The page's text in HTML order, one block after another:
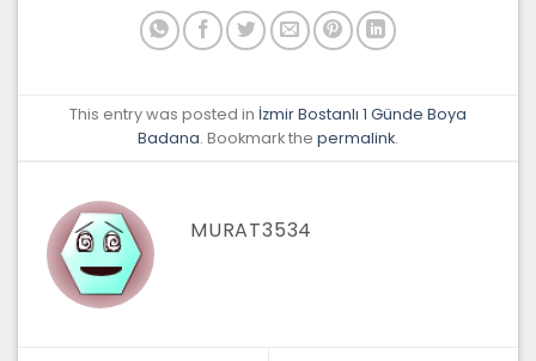
This entry was posted in İzmir Bostanlı 1 Günde Boya
Badana. Bookmark the permalink.
MURAT3534